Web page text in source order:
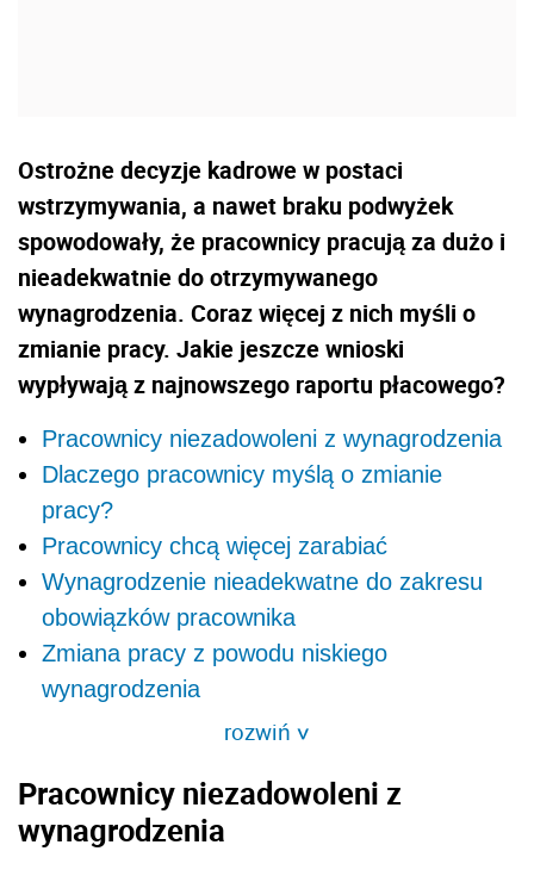
Ostrożne decyzje kadrowe w postaci
wstrzymywania, a nawet braku podwyżek
spowodowały, że pracownicy pracują za dużo i
nieadekwatnie do otrzymywanego
wynagrodzenia. Coraz więcej z nich myśli o
zmianie pracy. Jakie jeszcze wnioski
wypływają z najnowszego raportu płacowego?
Pracownicy niezadowoleni z wynagrodzenia
Dlaczego pracownicy myślą o zmianie
pracy?
Pracownicy chcą więcej zarabiać
Wynagrodzenie nieadekwatne do zakresu
obowiązków pracownika
Zmiana pracy z powodu niskiego
wynagrodzenia
rozwiń>
Pracownicy niezadowoleni z
wynagrodzenia